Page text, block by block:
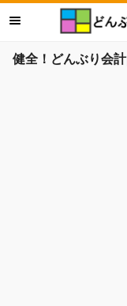
健全！どんぶり会